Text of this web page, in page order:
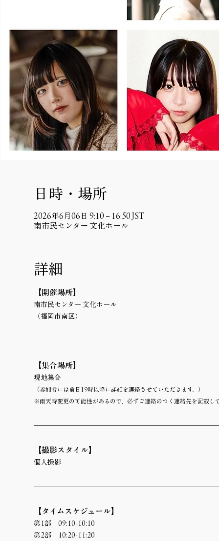
日時・場所
2026年6月06日 9:10 – 16:50 JST
南市民センター 文化ホール
詳細
【開催場所】
南市民センター 文化ホール
（福岡市南区）
【集合場所】
現地集合
（参加者には前日19時以降に詳細を連絡させていただきます。）
※雨天時変更の可能性があるので、必ずご連絡のつく連絡先を記載し
【撮影スタイル】
個人撮影
【タイムスケジュール】
第1部　09:10-10:10
第2部　10:20-11:20